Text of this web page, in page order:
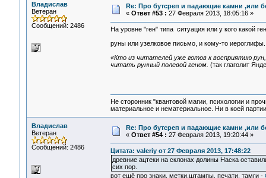
Владислав
Ветеран
Сообщений: 2486
Re: Про бутсреп и падающие камни ,или
« Ответ #53 : 27 Февраля 2013, 18:05:16 »
На уровне "ген" типа ситуация или у кого какой
руны или узелковое письмо, и кому-то
«Кто из читателей уже готов к восприятию
читать рунный полевой геном. (так глаголит
Не сторонник "квантовой магии, психологии и
материальное и нематериальное. Ни в коей
Владислав
Ветеран
Сообщений: 2486
Re: Про бутсреп и падающие камни ,или
« Ответ #54 : 27 Февраля 2013, 19:20:44 »
Цитата: valeriy от 27 Февраля 2013, 17:48:22
древние ацтеки на склонах долины Наска
сих пор.
вот ещё про знаки, метки,штампы, печати, тамги -